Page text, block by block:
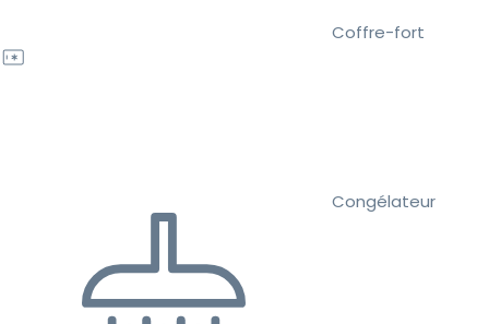
Coffre-fort
Congélateur